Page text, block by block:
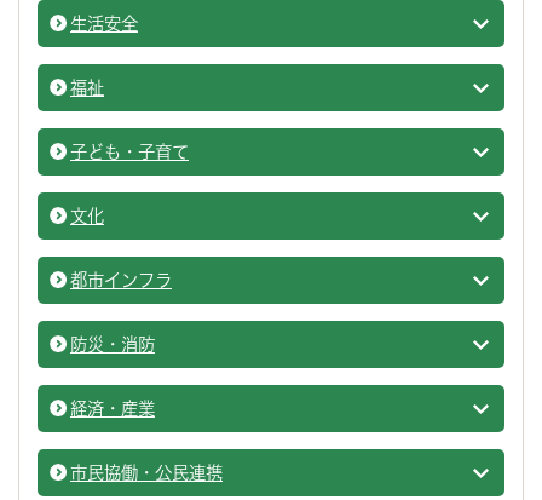
生活安全
計画・
福祉
計画・
子ども・子育て
計画・
文化
計画・
都市インフラ
計画・
防災・消防
計画・
経済・産業
計画・
市民協働・公民連携
計画・